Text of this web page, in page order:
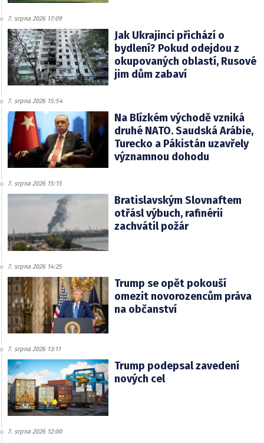
7. srpna 2026 17:09
Jak Ukrajinci přichází o
bydlení? Pokud odejdou z
okupovaných oblastí, Rusové
jim dům zabaví
7. srpna 2026 15:54
Na Blízkém východě vzniká
druhé NATO. Saudská Arábie,
Turecko a Pákistán uzavřely
významnou dohodu
7. srpna 2026 15:15
Bratislavským Slovnaftem
otřásl výbuch, rafinérii
zachvátil požár
7. srpna 2026 14:25
Trump se opět pokouší
omezit novorozencům práva
na občanství
7. srpna 2026 13:11
Trump podepsal zavedení
nových cel
7. srpna 2026 12:00